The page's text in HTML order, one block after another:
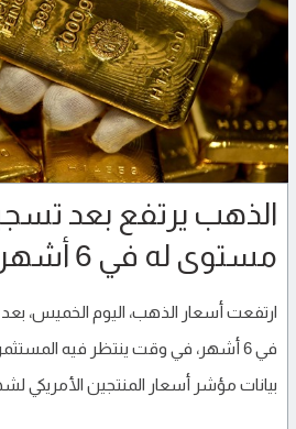
الذهب يرتفع بعد
مستوى له في 6 أشهر
ارتفعت أسعار الذهب، اليوم الخميس،
في 6 أشهر، في ​وقت ينتظر فيه
بيانات مؤشر أسعار المنتجين الأمريكي